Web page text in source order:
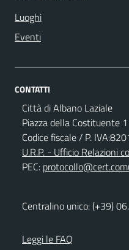
Luoghi
Eventi
CONTATTI
Città di Albano Laziale
Piazza della Costituente
Codice fiscale / P.
U.R.P. - Ufficio Relazioni
PEC:
Centralino unico: (+39)
Leggi le FAQ